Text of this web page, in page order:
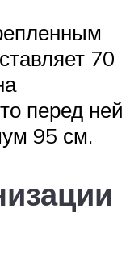
70
перед ней
95 см.